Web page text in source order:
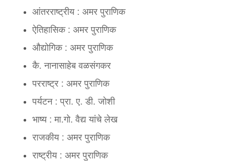
Sonu Aganur:amarji very excellent.. very thru
Anonymous: Good information for project.
आंतरराष्ट्रीय : अमर पुराणिक
ऐतिहासिक : अमर पुराणिक
औद्योगिक : अमर पुराणिक
कै. नानासाहेब वळसंगकर
परराष्ट्र : अमर पुराणिक
पर्यटन : प्रा. ए. डी. जोशी
भाष्य : मा.गो. वैद्य यांचे लेख
राजकीय : अमर पुराणिक
राष्ट्रीय : अमर पुराणिक